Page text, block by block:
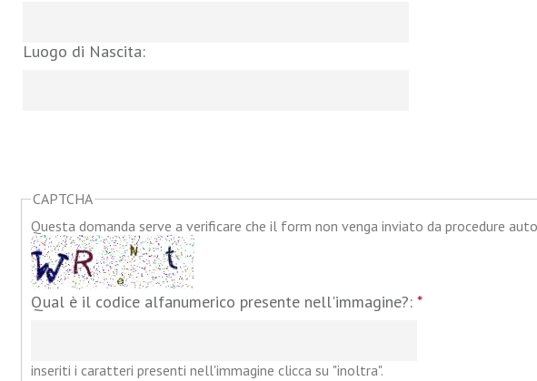
Luogo di Nascita:
CAPTCHA
Questa domanda serve a verificare che il form non venga inviato da procedure
Qual è il codice alfanumerico presente nell'immagine?: *
inseriti i caratteri presenti nell'immagine clicca su "inoltra".